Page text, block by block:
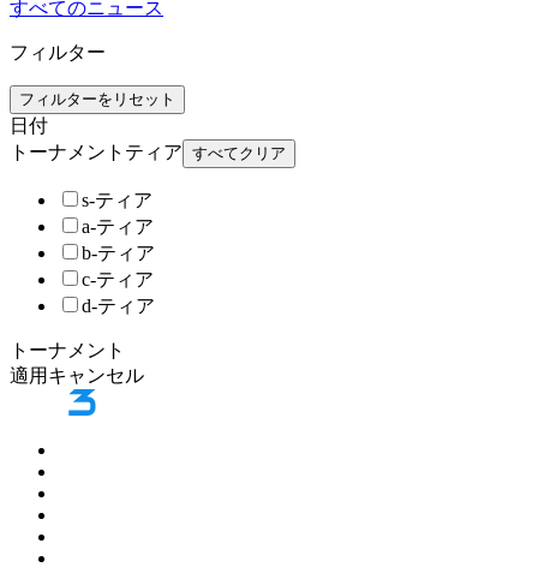
すべてのニュース
フィルター
フィルターをリセット
日付
トーナメントティア すべてクリア
s-ティア
a-ティア
b-ティア
c-ティア
d-ティア
トーナメント
適用 キャンセル